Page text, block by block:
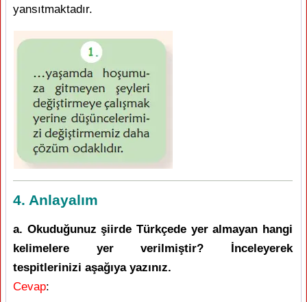
yansıtmaktadır.
4. Anlayalım
a. Okuduğunuz şiirde Türkçede yer almayan hangi
kelimelere yer verilmiştir? İnceleyerek
tespitlerinizi aşağıya yazınız.
Cevap: